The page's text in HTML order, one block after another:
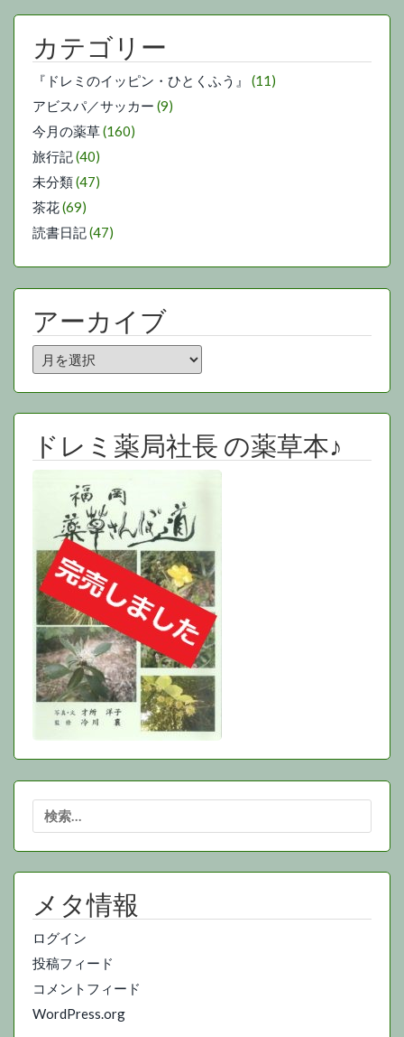
カテゴリー
『ドレミのイッピン・ひとくふう』
(11)
アビスパ／サッカー (9)
今月の薬草(160)
旅行記(40)
未分類(47)
茶花(69)
読書日記(47)
アーカイブ
ア
ー
カ
イ
ドレミ薬局社長 の薬草本♪
索:
メタ情報
ログイン
投稿フィード
コメントフィード
WordPress.org